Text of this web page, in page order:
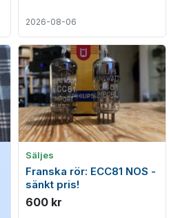
2026-08-06
Säljes
Franska rör: ECC81 NOS -
sänkt pris!
600 kr